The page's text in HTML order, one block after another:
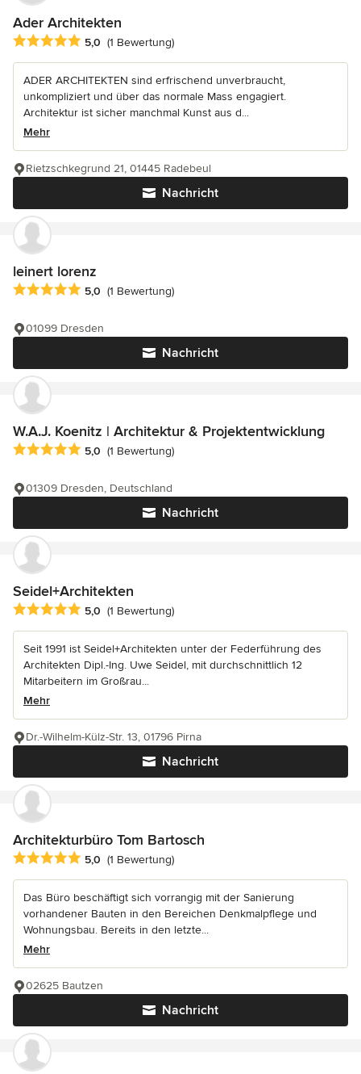
Ader Architekten
Durchschnittliche Bewertung: 5 von 5 Sternen
5,0 (1 Bewertung)
ADER ARCHITEKTEN sind erfrischend unverbraucht,
unkompliziert und über das normale Mass engagiert.
Architektur ist sicher manchmal Kunst aus d...
Mehr
Nachricht
Rietzschkegrund 21, 01445 Radebeul
leinert lorenz
Durchschnittliche Bewertung: 5 von 5 Sternen
5,0 (1 Bewertung)
Nachricht
01099 Dresden
W.A.J. Koenitz | Architektur & Projektentwicklung
Durchschnittliche Bewertung: 5 von 5 Sternen
5,0 (1 Bewertung)
Nachricht
01309 Dresden, Deutschland
Seidel+Architekten
Durchschnittliche Bewertung: 5 von 5 Sternen
5,0 (1 Bewertung)
Seit 1991 ist Seidel+Architekten unter der Federführung des
Architekten Dipl.-Ing. Uwe Seidel, mit durchschnittlich 12
Mitarbeitern im Großrau...
Mehr
Nachricht
Dr.-Wilhelm-Külz-Str. 13, 01796 Pirna
Architekturbüro Tom Bartosch
Durchschnittliche Bewertung: 5 von 5 Sternen
5,0 (1 Bewertung)
Das Büro beschäftigt sich vorrangig mit der Sanierung
vorhandener Bauten in den Bereichen Denkmalpflege und
Wohnungsbau. Bereits in den letzte...
Mehr
Nachricht
02625 Bautzen